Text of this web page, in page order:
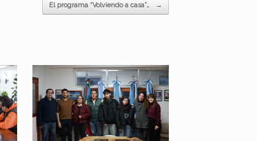
El programa “Volviendo a casa”… →